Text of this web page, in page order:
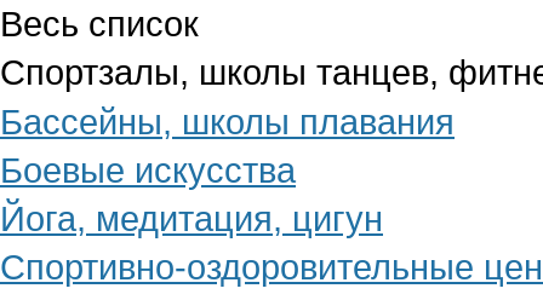
Весь список
Спортзалы, школы танцев,
Бассейны, школы плавания
Боевые искусства
Йога, медитация, цигун
Спортивно-оздоровительные